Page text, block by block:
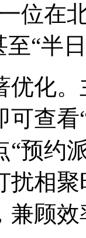
位在
至“半
优化
可查
“预约
扰相
兼顾